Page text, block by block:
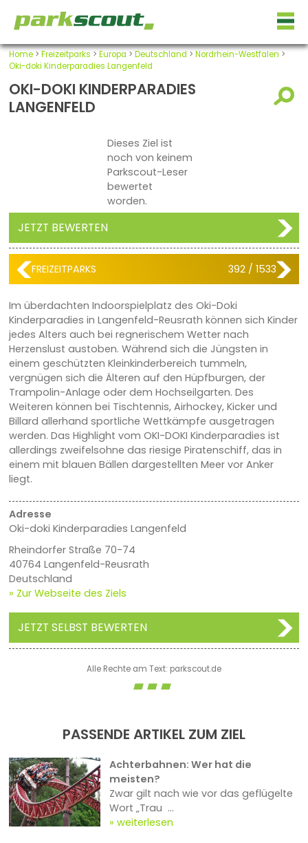
Home> Freizeitparks > Europa > Deutschland > Nordrhein-Westfalen >
Oki-doki Kinderparadies Langenfeld
OKI-DOKI KINDERPARADIES
LANGENFELD
Dieses Ziel ist
noch von keinem
Parkscout-Leser
bewertet
worden.
JETZT BEWERTEN
FREIZEITPARKS 392 / 1533
Im überdachten Indoorspielplatz des Oki-Doki
Kinderparadies in Langenfeld-Reusrath können sich Kinder
jedes Alters auch bei regnerischem Wetter nach
Herzenslust austoben. Während sich die Jüngsten in
einem geschützten Kleinkinderbereich tummeln,
vergnügen sich die Älteren auf den Hüpfburgen, der
Trampolin-Anlage oder dem Hochseilgarten. Des
Weiteren können bei Tischtennis, Airhockey, Kicker und
Billard allerhand sportliche Wettkämpfe ausgetragen
werden. Das Highlight vom OKI-DOKI Kinderparadies ist
allerdings zweifelsohne das riesige Piratenschiff, das in
einem mit blauen Bällen dargestellten Meer vor Anker
liegt.
Adresse
Oki-doki Kinderparadies Langenfeld
Rheindorfer Straße 70-74
40764 Langenfeld-Reusrath
Deutschland
» Zur Webseite des Ziels
JETZT SELBST BEWERTEN
Alle Rechte am Text: parkscout.de
PASSENDE ARTIKEL ZUM ZIEL
Achterbahnen: Wer hat die
meisten?
Zwar gilt nach wie vor das geflügelte
Wort „Trau ...
weiterlesen